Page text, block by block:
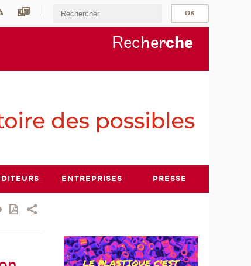
Recherche
ENTREPRISES PRESSE